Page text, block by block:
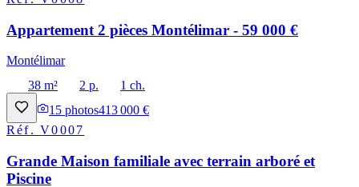
Appartement 2 pièces Montélimar - 59 000 €
Montélimar
38 m²
2 p.
1 ch.
15 photos413 000 €
Réf.V0007
Grande Maison familiale avec terrain arboré et
Piscine